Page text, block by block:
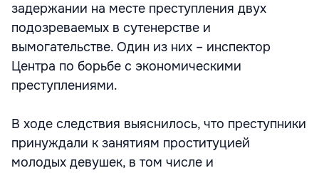
задержании на месте преступления двух
подозреваемых в сутенерстве и
вымогательстве. Один из них – инспектор
Центра по борьбе с экономическими
преступлениями.
В ходе следствия выяснилось, что преступники
принуждали к занятиям проституцией
молодых девушек, в том числе и